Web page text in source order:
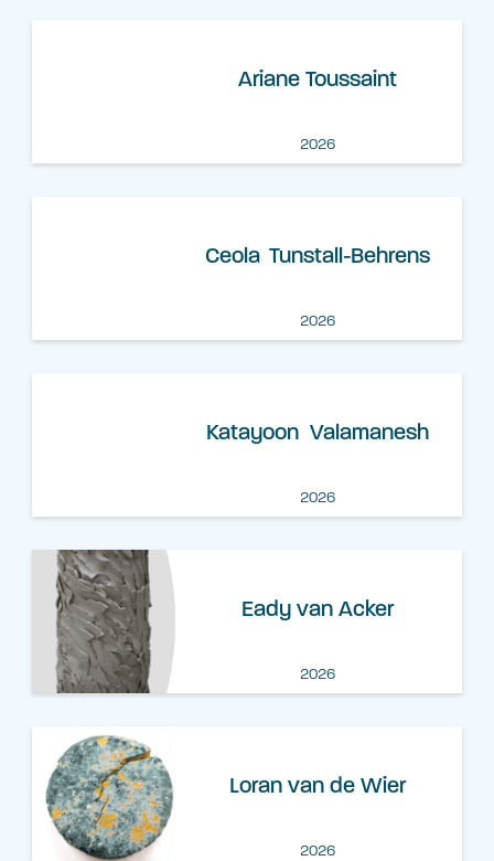
Ariane Toussaint
2026
Ceola Tunstall-Behrens
2026
Katayoon Valamanesh
2026
Eady van Acker
2026
Loran van de Wier
2026